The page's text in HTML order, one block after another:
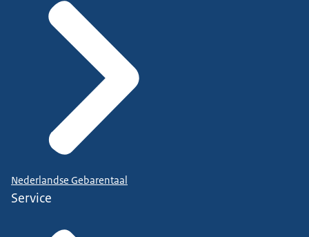
Nederlandse Gebarentaal
Service